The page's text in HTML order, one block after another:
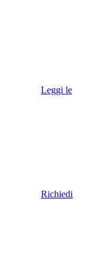
Leggi le
Richiedi